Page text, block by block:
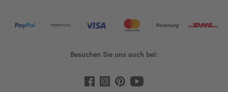
Besuchen Sie uns auch bei: